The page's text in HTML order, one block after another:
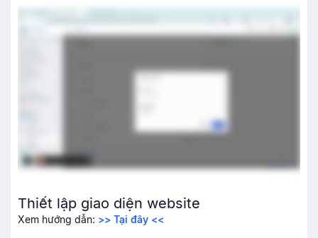
Thiết lập công cụ bình luận tự động Auto Comment
Quy trình xử lý đơn hàng từ website
Xử lý đơn hàng TikTok Shop tại Haravan
Xử lý đơn hoàn trả từ sàn
Tra cứu đơn hàng
Thiết lập giao diện website
Xem hướng dẫn: >> Tại đây <<